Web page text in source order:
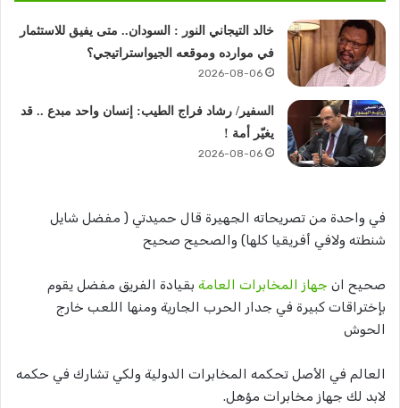
خالد التيجاني النور : السودان.. متى يفيق للاستثمار
في موارده وموقعه الجيواستراتيجي؟
2026-08-06
السفير/ رشاد فراج الطيب: إنسان واحد مبدع .. قد
يغيّر أمة !
2026-08-06
في واحدة من تصريحاته الجهيرة قال حميدتي ( مفضل شايل
شنطته ولافي أفريقيا كلها) والصحيح صحيح
صحيح ان جهاز المخابرات العامة بقيادة الفريق مفضل يقوم
بإختراقات كبيرة في جدار الحرب الجارية ومنها اللعب خارج
الحوش
العالم في الأصل تحكمه المخابرات الدولية ولكي تشارك في حكمه
لابد لك جهاز مخابرات مؤهل.